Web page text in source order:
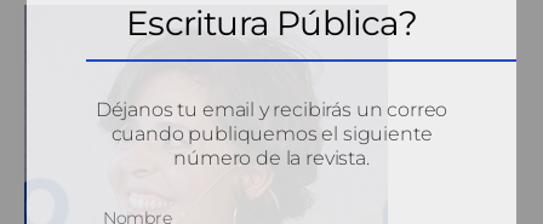
Escritura Pública?
Déjanos tu email y recibirás un correo
cuando publiquemos el siguiente
número de la revista.